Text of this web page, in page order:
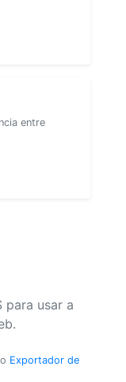
entre
para usar a
Exportador de